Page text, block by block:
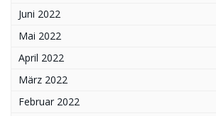
Juni 2022
Mai 2022
April 2022
März 2022
Februar 2022